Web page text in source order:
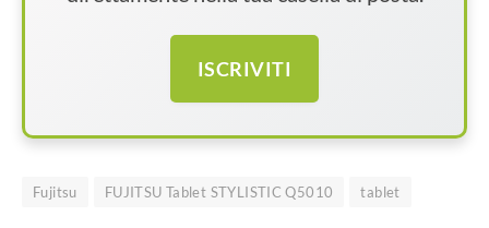
ISCRIVITI
Fujitsu FUJITSU Tablet STYLISTIC Q5010 tablet